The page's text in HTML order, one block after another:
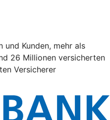
und Kunden, mehr als
26 Millionen versicherten
Versicherer